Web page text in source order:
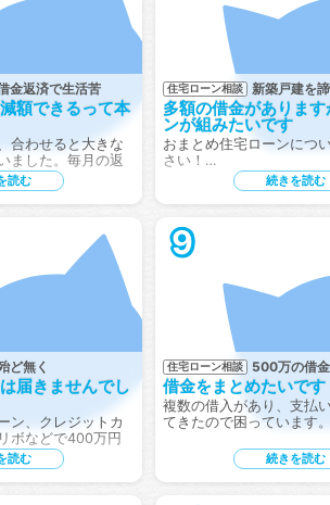
金返済で生活苦
額できるって本
合わせると大きな
ました。毎月の返
読む
住宅ローン相談 新築戸建を
多額の借金がありま
ンが組みたいです
おまとめ住宅ローンにつ
さい！…
続きを読む
ど無く
届きませんでし
ン、クレジットカ
ボなどで400万円
読む
9
住宅ローン相談 500万の借金
借金をまとめたいです
複数の借入があり、支払
てきたので困っています
続きを読む